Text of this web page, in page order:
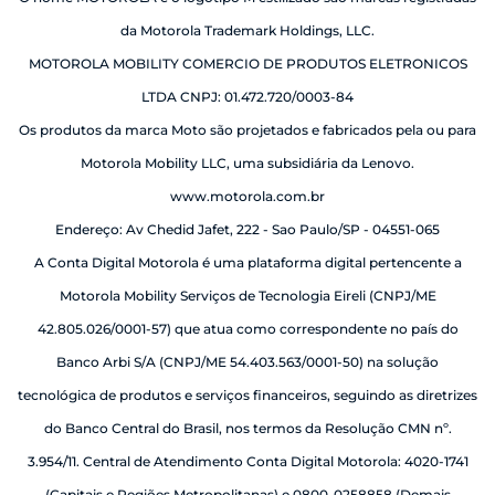
da Motorola Trademark Holdings, LLC.
MOTOROLA MOBILITY COMERCIO DE PRODUTOS ELETRONICOS
LTDA CNPJ: 01.472.720/0003-84
Os produtos da marca Moto são projetados e fabricados pela ou para
Motorola Mobility LLC, uma subsidiária da Lenovo.
www.motorola.com.br
Endereço: Av Chedid Jafet, 222 - Sao Paulo/SP - 04551-065
A Conta Digital Motorola é uma plataforma digital pertencente a
Motorola Mobility Serviços de Tecnologia Eireli (CNPJ/ME
42.805.026/0001-57) que atua como correspondente no país do
Banco Arbi S/A (CNPJ/ME 54.403.563/0001-50) na solução
tecnológica de produtos e serviços financeiros, seguindo as diretrizes
do Banco Central do Brasil, nos termos da Resolução CMN nº.
3.954/11. Central de Atendimento Conta Digital Motorola: 4020-1741